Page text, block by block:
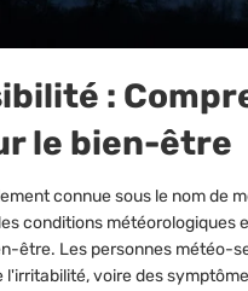
:
le bien-être
connue sous le nom de
conditions
être. Les personnes météo-
l'irritabilité, voire des